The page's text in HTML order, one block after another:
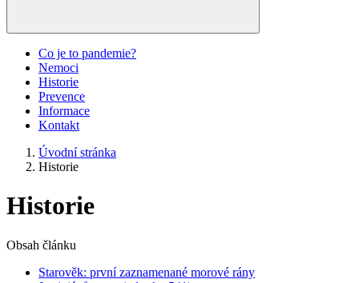
Co je to pandemie?
Nemoci
Historie
Prevence
Informace
Kontakt
Úvodní stránka
Historie
Historie
Obsah článku
Starověk: první zaznamenané morové rány